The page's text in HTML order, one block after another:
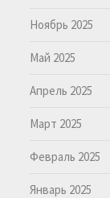
Ноябрь 2025
Май 2025
Апрель 2025
Март 2025
Февраль 2025
Январь 2025